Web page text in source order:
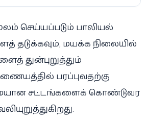
செய்யப்படும் பாலியல்
தடுக்கவும், மயக்க நிலையில்
துன்புறுத்தும்
பரப்புவதற்கு
சட்டங்களைக் கொண்டுவர